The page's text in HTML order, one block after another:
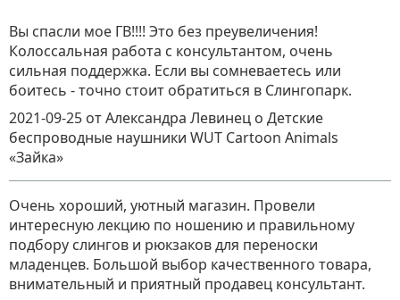
Вы спасли мое ГВ!!!! Это без преувеличения!
Колоссальная работа с консультантом, очень
сильная поддержка. Если вы сомневаетесь или
боитесь - точно стоит обратиться в Слингопарк.
2021-09-25 от Александра Левинец о Детские
беспроводные наушники WUT Cartoon Animals
«Зайка»
Очень хороший, уютный магазин. Провели
интересную лекцию по ношению и правильному
подбору слингов и рюкзаков для переноски
младенцев. Большой выбор качественного товара,
внимательный и приятный продавец консультант.